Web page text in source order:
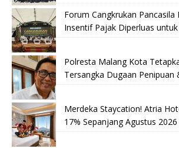
Forum Cangkrukan Pancasila
Insentif Pajak Diperluas
Polresta Malang Kota
Tersangka Dugaan Penipuan
Merdeka Staycation! Atria
17% Sepanjang Agustus 2026